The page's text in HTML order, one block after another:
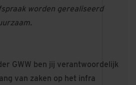
worden gerealiseerd
GWW ben jij verantwoordelijk
van zaken op het infra